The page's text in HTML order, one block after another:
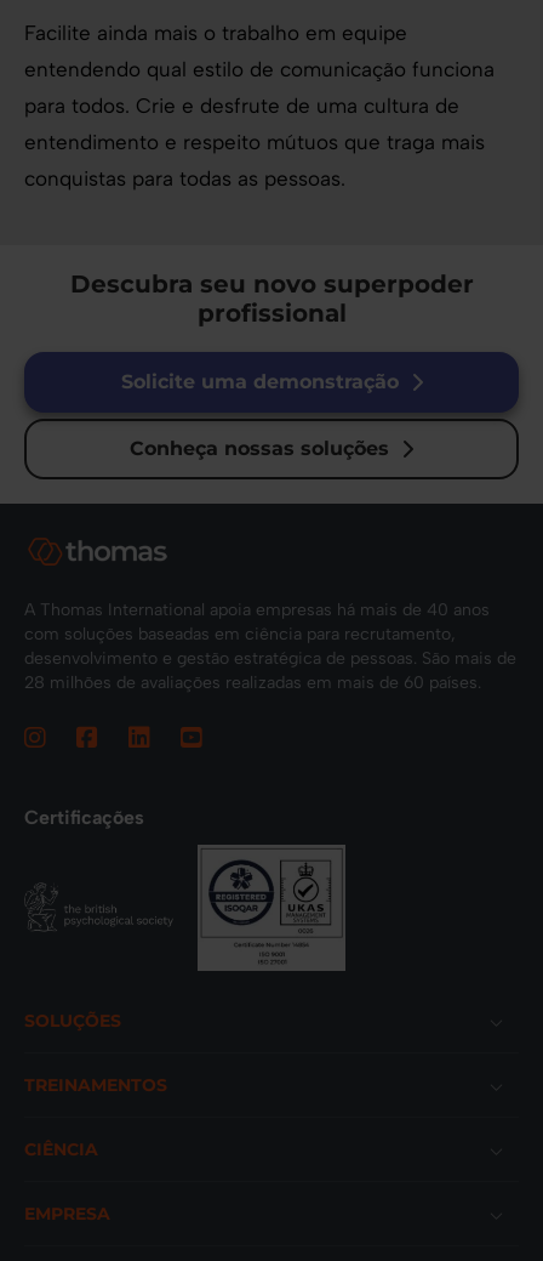
Facilite ainda mais o trabalho em equipe
entendendo qual estilo de comunicação funciona
para todos. Crie e desfrute de uma cultura de
entendimento e respeito mútuos que traga mais
conquistas para todas as pessoas.
Descubra seu novo superpoder
profissional
Solicite uma demonstração
Conheça nossas soluções
A Thomas International apoia empresas há mais de 40 anos
com soluções baseadas em ciência para recrutamento,
desenvolvimento e gestão estratégica de pessoas. São mais de
28 milhões de avaliações realizadas em mais de 60 países.
Certificações
SOLUÇÕES
TREINAMENTOS
CIÊNCIA
EMPRESA